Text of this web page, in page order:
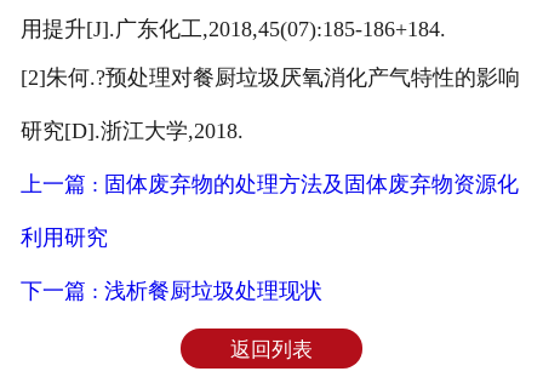
用提升[J].广东化工,2018,45(07):185-186+184.
[2]朱何.?预处理对餐厨垃圾厌氧消化产气特性的影响
研究[D].浙江大学,2018.
上一篇 : 固体废弃物的处理方法及固体废弃物资源化
利用研究
下一篇 : 浅析餐厨垃圾处理现状
返回列表